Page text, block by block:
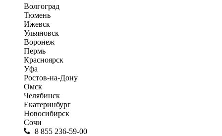
Волгоград
Тюмень
Ижевск
Ульяновск
Воронеж
Пермь
Красноярск
Уфа
Ростов-на-Дону
Омск
Челябинск
Екатеринбург
Новосибирск
Сочи
8 855 236-59-00